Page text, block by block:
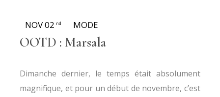
NOV 02 nd MODE
OOTD : Marsala
Dimanche dernier, le temps était absolument
magnifique, et pour un début de novembre, c’est